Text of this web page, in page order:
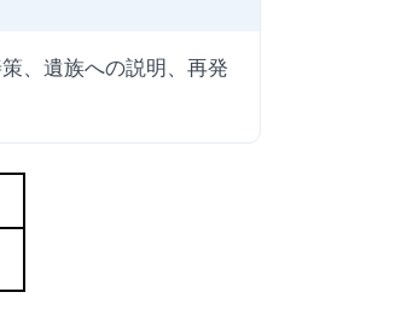
、遺族への説明、再発